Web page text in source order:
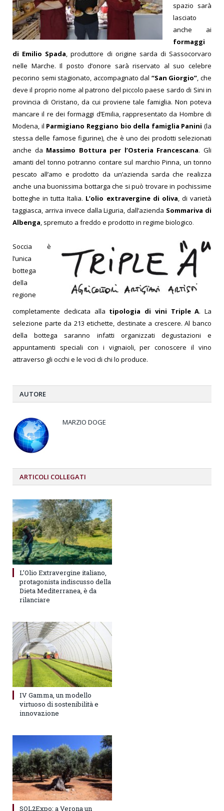
spazio sarà
lasciato
anche ai
formaggi
di Emilio Spada, produttore di origine sarda di Sassocorvaro
nelle Marche. Il posto d’onore sarà riservato al suo celebre
pecorino semi stagionato, accompagnato dal “San Giorgio”, che
deve il proprio nome al patrono del piccolo paese sardo di Sini in
provincia di Oristano, da cui proviene tale famiglia. Non poteva
mancare il re dei formaggi d’Emilia, rappresentato da Hombre di
Modena, il Parmigiano Reggiano bio della famiglia Panini (la
stessa delle famose figurine), che è uno dei prodotti selezionati
anche da Massimo Bottura per l’Osteria Francescana. Gli
amanti del tonno potranno contare sul marchio Pinna, un tonno
pescato all’amo e prodotto da un’azienda sarda che realizza
anche una buonissima bottarga che si può trovare in pochissime
botteghe in tutta Italia. L’olio extravergine di oliva, di varietà
taggiasca, arriva invece dalla Liguria, dall’azienda Sommariva di
Albenga, spremuto a freddo e prodotto in regime biologico.
Soccia è
l’unica
bottega
della
regione
completamente dedicata alla tipologia di vini Triple A. La
selezione parte da 213 etichette, destinate a crescere. Al banco
della bottega saranno infatti organizzati degustazioni e
appuntamenti speciali con i vignaioli, per conoscere il vino
attraverso gli occhi e le voci di chi lo produce.
AUTORE
MARZIO DOGE
ARTICOLI COLLEGATI
L’Olio Extravergine italiano,
protagonista indiscusso della
Dieta Mediterranea, è da
rilanciare
IV Gamma, un modello
virtuoso di sostenibilità e
innovazione
SOL2Expo: a Verona un